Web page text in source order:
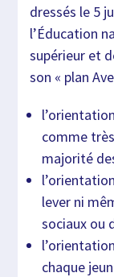
dressés le 5
l’Éducation
supérieur et
son « plan
comme
majorité
lever ni
sociaux ou
chaque